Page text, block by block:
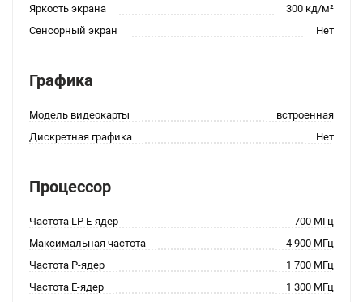
Яркость экрана
300 кд/м²
Сенсорный экран
Нет
Графика
Модель видеокарты
встроенная
Дискретная графика
Нет
Процессор
Частота LP E-ядер
700 МГц
Максимальная частота
4 900 МГц
Частота P-ядер
1 700 МГц
Частота E-ядер
1 300 МГц